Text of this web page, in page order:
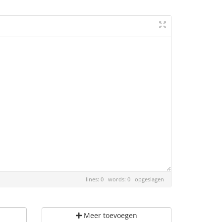
lines: 0 words: 0 opgeslagen
Meer toevoegen